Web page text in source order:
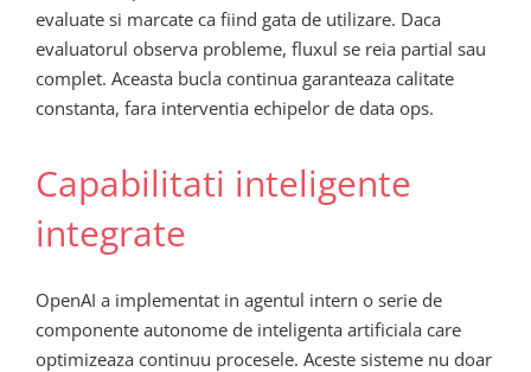
evaluate si marcate ca fiind gata de utilizare. Daca
evaluatorul observa probleme, fluxul se reia partial sau
complet. Aceasta bucla continua garanteaza calitate
constanta, fara interventia echipelor de data ops.
Capabilitati inteligente
integrate
OpenAI a implementat in agentul intern o serie de
componente autonome de inteligenta artificiala care
optimizeaza continuu procesele. Aceste sisteme nu doar